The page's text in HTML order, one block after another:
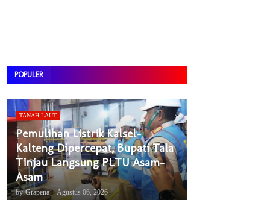
POPULER
TANAH LAUT
Pemulihan Listrik Kalsel-
Kalteng Dipercepat, Bupati Tala
Tinjau Langsung PLTU Asam-
Asam
by Grapena - Agustus 06, 2026